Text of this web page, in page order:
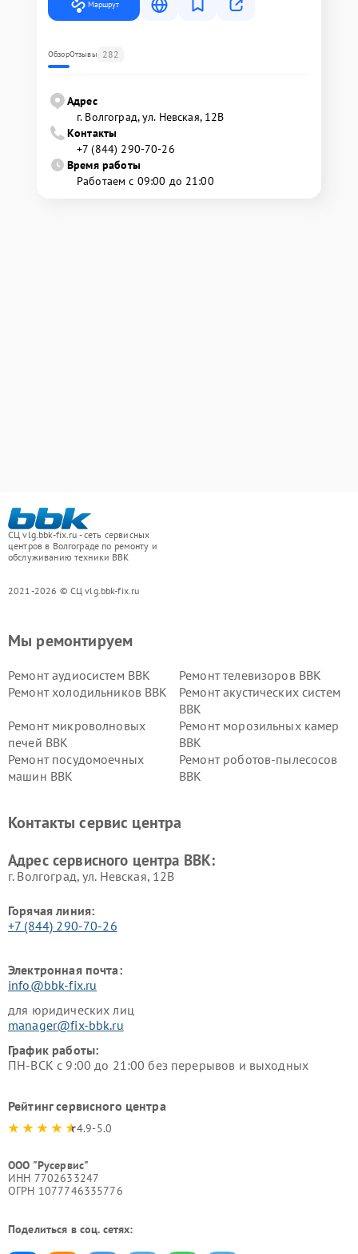
Маршрут
ОбзорОтзывы 282
Адрес
г. Волгоград, ул. Невская, 12В
Контакты
+7 (844) 290-70-26
Время работы
Работаем с 09:00 до 21:00
СЦ vlg.bbk-fix.ru - сеть сервисных
центров в Волгограде по ремонту и
обслуживанию техники BBK
2021-2026 © СЦ vlg.bbk-fix.ru
Мы ремонтируем
Ремонт аудиосистем BBK
Ремонт телевизоров BBK
Ремонт холодильников BBK
Ремонт акустических систем
BBK
Ремонт микроволновых
печей BBK
Ремонт морозильных камер
BBK
Ремонт посудомоечных
машин BBK
Ремонт роботов-пылесосов
BBK
Ремонт винных шкафов BBK
Контакты сервис центра
Адрес сервисного центра BBK:
г. Волгоград, ул. Невская, 12В
Горячая линия:
+7 (844) 290-70-26
Электронная почта:
info@bbk-fix.ru
для юридических лиц
manager@fix-bbk.ru
График работы:
ПН-ВСК с 9:00 до 21:00 без перерывов и выходных
Рейтинг сервисного центра
4.9-5.0
ООО "Русервис"
ИНН 7702633247
ОГРН 1077746335776
Поделиться в соц. сетях: